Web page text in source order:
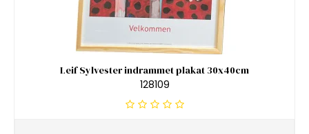
Leif Sylvester indrammet plakat 30x40cm
128109